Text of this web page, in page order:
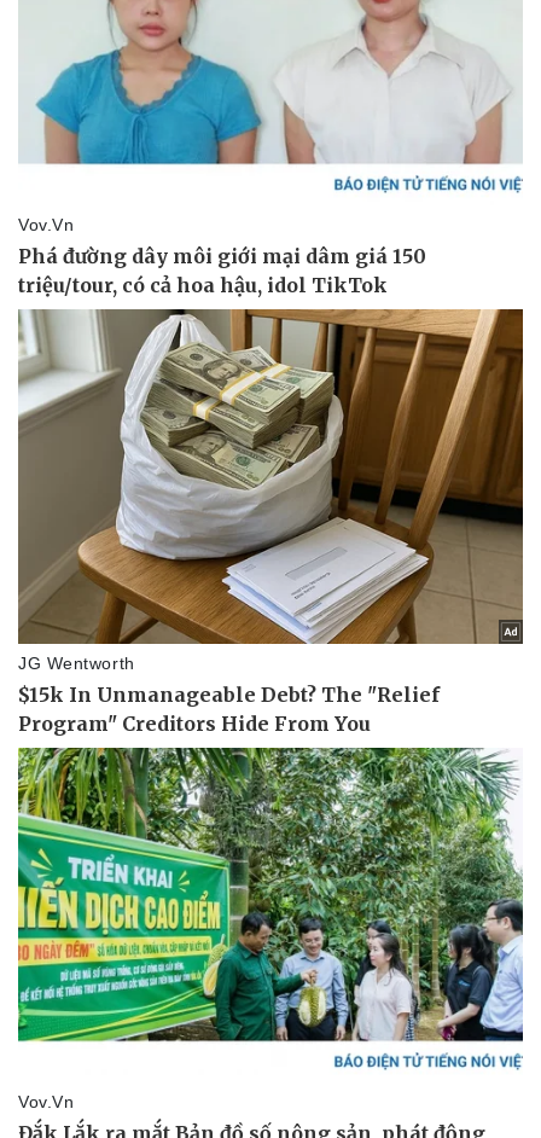
Kinh tế
Bất động sản
Khởi nghiệp
Thị trường
Giá vàng
Tiêu dùng
Tỷ giá
Chứng khoán
Giá cà phê